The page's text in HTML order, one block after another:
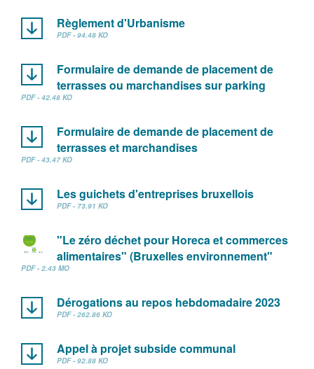
Règlement d'Urbanisme
PDF - 94.48 KO
Formulaire de demande de placement de
terrasses ou marchandises sur parking
PDF - 42.48 KO
Formulaire de demande de placement de
terrasses et marchandises
PDF - 43.47 KO
Les guichets d'entreprises bruxellois
PDF - 73.91 KO
"Le zéro déchet pour Horeca et commerces
alimentaires" (Bruxelles environnement"
PDF - 2.43 MO
Dérogations au repos hebdomadaire 2023
PDF - 262.86 KO
Appel à projet subside communal
PDF - 92.88 KO